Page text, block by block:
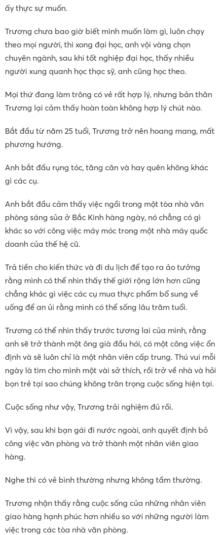
ấy thực sự muốn.
Trương chưa bao giờ biết mình muốn làm gì, luôn chạy
theo mọi người, thi xong đại học, anh vội vàng chọn
chuyên ngành, sau khi tốt nghiệp đại học, thấy nhiều
người xung quanh học thạc sỹ, anh cũng học theo.
Mọi thứ đang làm trông có vẻ rất hợp lý, nhưng bản thân
Trương lại cảm thấy hoàn toàn không hợp lý chút nào.
Bắt đầu từ năm 25 tuổi, Trương trở nên hoang mang, mất
phương hướng.
Anh bắt đầu rụng tóc, tăng cân và hay quên không khác
gì các cụ.
Anh bắt đầu cảm thấy việc ngồi trong một tòa nhà văn
phòng sáng sủa ở Bắc Kinh hàng ngày, nó chẳng có gì
khác so với công việc máy móc trong một nhà máy quốc
doanh của thế hệ cũ.
Trả tiền cho kiến thức và đi du lịch để tạo ra ảo tưởng
rằng mình có thể nhìn thấy thế giới rộng lớn hơn cũng
chẳng khác gì việc các cụ mua thực phẩm bổ sung về
uống để an ủi rằng mình có thể sống lâu trăm tuổi.
Trương có thể nhìn thấy trước tương lai của mình, rằng
anh sẽ trở thành một ông già đầu hói, có một công việc ổn
định và sẽ luôn chỉ là một nhân viên cấp trung. Thú vui mỗi
ngày là tìm cho mình một vài sở thích, rồi trở về nhà và hỏi
bọn trẻ tại sao chúng không trân trọng cuộc sống hiện tại.
Cuộc sống như vậy, Trương trải nghiệm đủ rồi.
Vì vậy, sau khi bạn gái đi nước ngoài, anh quyết định bỏ
công việc văn phòng và trở thành một nhân viên giao
hàng.
Nghe thì có vẻ bình thường nhưng không tầm thường.
Trương nhận thấy rằng cuộc sống của những nhân viên
giao hàng hạnh phúc hơn nhiều so với những người làm
việc trong các tòa nhà văn phòng.